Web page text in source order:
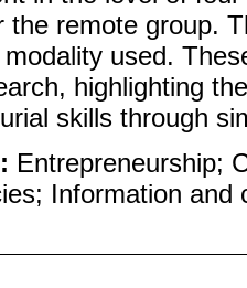
the remote group.
used.
highlighting
skills through
Entrepreneurship;
Information and